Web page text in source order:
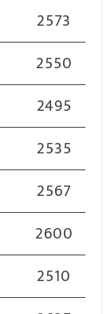
2573
2550
2495
2535
2567
2600
2510